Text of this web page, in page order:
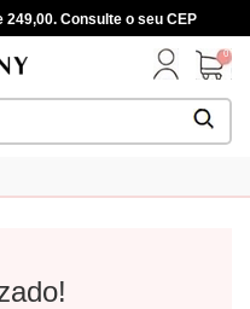
Consulte o seu CEP
0